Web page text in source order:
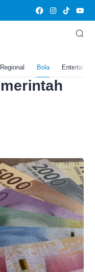
Regional Bola
JK?
Lengkap